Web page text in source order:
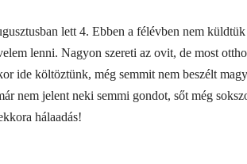
lett 4. Ebben a félévben nem
lenni. Nagyon szereti az ovit, de most
ide költöztünk, még semmit nem beszélt
nem jelent neki semmi gondot, sőt még
hálaadás!